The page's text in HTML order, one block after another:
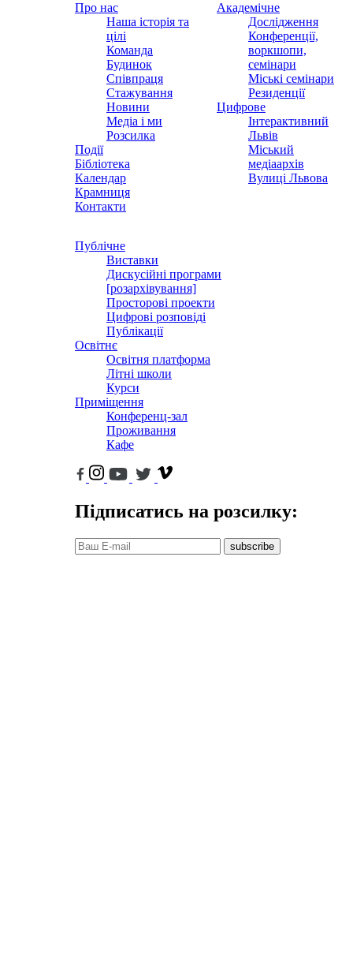
Про нас
Наша історія та
цілі
Команда
Будинок
Співпраця
Стажування
Новини
Медіа і ми
Розсилка
Події
Бібліотека
Календар
Крамниця
Контакти
Академічне
Дослідження
Конференції,
воркшопи,
семінари
Міські семінари
Резиденції
Цифрове
Інтерактивний
Львів
Міський
медіаархів
Вулиці Львова
Публічне
Виставки
Дискусійні програми
[розархівування]
Просторові проекти
Цифрові розповіді
Публікації
Освітнє
Освітня платформа
Літні школи
Курси
Приміщення
Конференц-зал
Проживання
Кафе
Підписатись на розсилку:
subscribe